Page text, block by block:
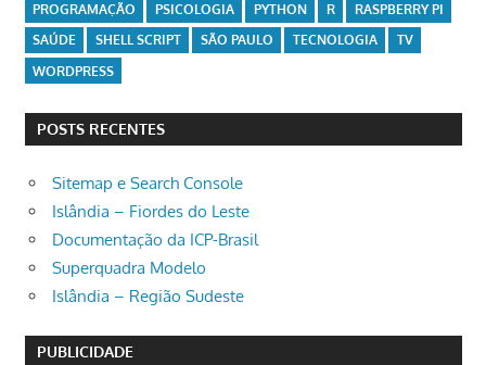
PROGRAMAÇÃO
PSICOLOGIA PYTHON R
RASPBERRY PI
SAÚDE
SHELL SCRIPT SÃO PAULO TECNOLOGIA
TV
WORDPRESS
POSTS RECENTES
Sitemap e Search Console
Islândia – Fiordes do Leste
Documentação da ICP-Brasil
Superquadra Modelo
Islândia – Região Sudeste
PUBLICIDADE